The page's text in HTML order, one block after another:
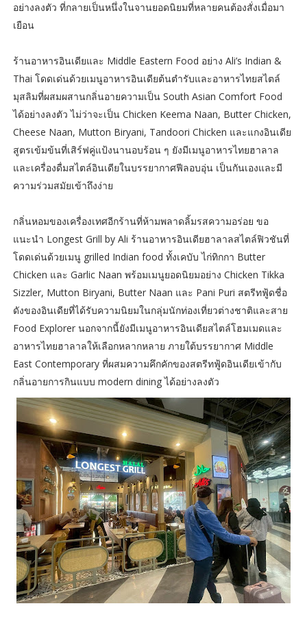
อย่างลงตัว ที่กลายเป็นหนึ่งในจานยอดนิยมที่หลายคนต้องสั่งเมื่อมา
เยือน
ร้านอาหารอินเดียและ Middle Eastern Food อย่าง Ali’s Indian &
Thai โดดเด่นด้วยเมนูอาหารอินเดียต้นตำรับและอาหารไทยสไตล์
มุสลิมที่ผสมผสานกลิ่นอายความเป็น South Asian Comfort Food
ได้อย่างลงตัว ไม่ว่าจะเป็น Chicken Keema Naan, Butter Chicken,
Cheese Naan, Mutton Biryani, Tandoori Chicken และแกงอินเดีย
สูตรเข้มข้นที่เสิร์ฟคู่แป้งนานอบร้อน ๆ ยังมีเมนูอาหารไทยฮาลาล
และเครื่องดื่มสไตล์อินเดียในบรรยากาศฟีลอบอุ่น เป็นกันเองและมี
ความร่วมสมัยเข้าถึงง่าย
กลิ่นหอมของเครื่องเทศอีกร้านที่ห้ามพลาดลิ้มรสความอร่อย ขอ
แนะนำ Longest Grill by Ali ร้านอาหารอินเดียฮาลาลสไตล์ฟิวชันที่
โดดเด่นด้วยเมนู grilled Indian food ทั้งเคบับ ไก่ทิกกา Butter
Chicken และ Garlic Naan พร้อมเมนูยอดนิยมอย่าง Chicken Tikka
Sizzler, Mutton Biryani, Butter Naan และ Pani Puri สตรีทฟู้ดชื่อ
ดังของอินเดียที่ได้รับความนิยมในกลุ่มนักท่องเที่ยวต่างชาติและสาย
Food Explorer นอกจากนี้ยังมีเมนูอาหารอินเดียสไตล์โฮมเมดและ
อาหารไทยฮาลาลให้เลือกหลากหลาย ภายใต้บรรยากาศ Middle
East Contemporary ที่ผสมความคึกคักของสตรีทฟู้ดอินเดียเข้ากับ
กลิ่นอายการกินแบบ modern dining ได้อย่างลงตัว